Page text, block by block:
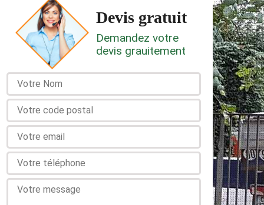
Devis gratuit
Demandez votre
devis grauitement